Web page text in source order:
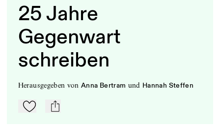
25 Jahre
Gegenwart
schreiben
herausgegeben von Anna Bertram und Hannah Steffen
Zu Mein-TdZ hinzufügen
mail